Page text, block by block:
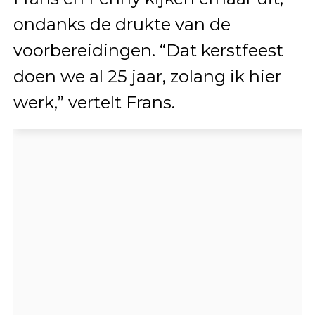
ondanks de drukte van de
voorbereidingen. “Dat kerstfeest
doen we al 25 jaar, zolang ik hier
werk,” vertelt Frans.